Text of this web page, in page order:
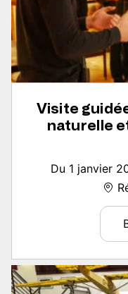
Visite
naturelle
Du 1 janvier